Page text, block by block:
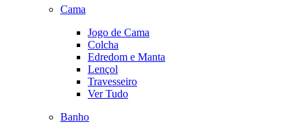
Cama
Jogo de Cama
Colcha
Edredom e Manta
Lençol
Travesseiro
Ver Tudo
Banho